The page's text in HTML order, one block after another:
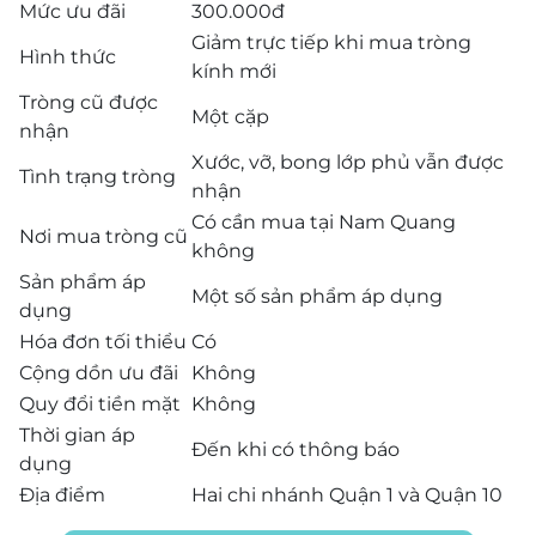
Mức ưu đãi
300.000đ
Hình thức
Giảm trực tiếp khi mua tròng
kính mới
Tròng cũ được
nhận
Một cặp
Tình trạng tròng
Xước, vỡ, bong lớp phủ vẫn được
nhận
Nơi mua tròng cũ
Có cần mua tại Nam Quang
không
Sản phẩm áp
dụng
Một số sản phẩm áp dụng
Hóa đơn tối thiểu Có
Cộng dồn ưu đãi
Không
Quy đổi tiền mặt Không
Thời gian áp
dụng
Đến khi có thông báo
Địa điểm
Hai chi nhánh Quận 1 và Quận 10